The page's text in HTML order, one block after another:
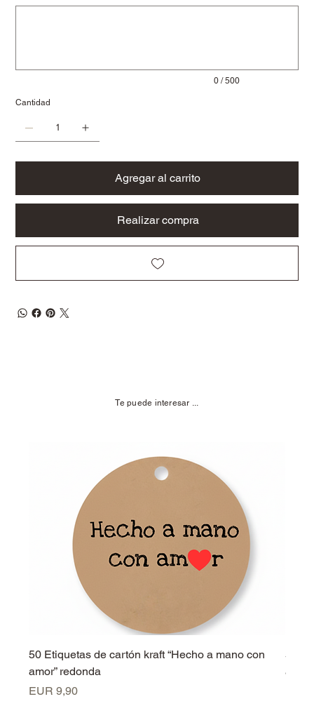
0 / 500
Cantidad
Agregar al carrito
Realizar compra
Te puede interesar ...
50 Etiquetas de cartón kraft “Hecho a mano con
amor” redonda
Precio
EUR 9,90
50